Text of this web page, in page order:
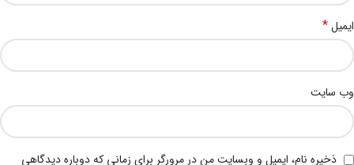
ایمیل*
وب‌ سایت
ذخیره نام، ایمیل و وبسایت من در مرورگر برای زمانی که دوباره دیدگاهی